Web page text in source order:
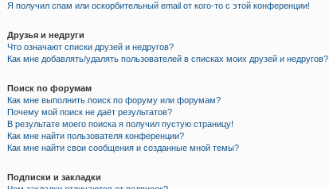
Я получил спам или оскорбительный email от кого-то с этой конференции!
Друзья и недруги
Что означают списки друзей и недругов?
Как мне добавлять/удалять пользователей в списках моих друзей и недругов?
Поиск по форумам
Как мне выполнить поиск по форуму или форумам?
Почему мой поиск не даёт результатов?
В результате моего поиска я получил пустую страницу!
Как мне найти пользователя конференции?
Как мне найти свои сообщения и созданные мной темы?
Подписки и закладки